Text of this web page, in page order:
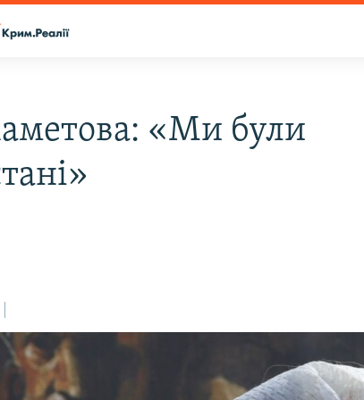
«Ми були